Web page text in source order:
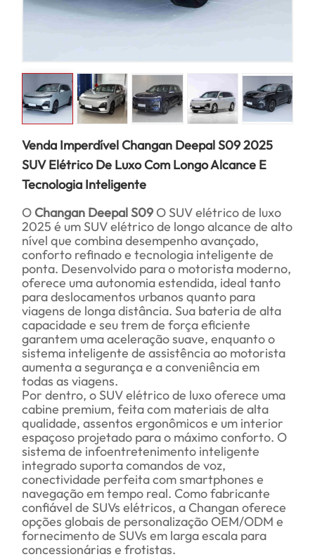
Venda Imperdível Changan Deepal S09 2025
SUV Elétrico De Luxo Com Longo Alcance E
Tecnologia Inteligente
O Changan Deepal S09 O SUV elétrico de luxo
2025 é um SUV elétrico de longo alcance de alto
nível que combina desempenho avançado,
conforto refinado e tecnologia inteligente de
ponta. Desenvolvido para o motorista moderno,
oferece uma autonomia estendida, ideal tanto
para deslocamentos urbanos quanto para
viagens de longa distância. Sua bateria de alta
capacidade e seu trem de força eficiente
garantem uma aceleração suave, enquanto o
sistema inteligente de assistência ao motorista
aumenta a segurança e a conveniência em
todas as viagens.
Por dentro, o SUV elétrico de luxo oferece uma
cabine premium, feita com materiais de alta
qualidade, assentos ergonômicos e um interior
espaçoso projetado para o máximo conforto. O
sistema de infoentretenimento inteligente
integrado suporta comandos de voz,
conectividade perfeita com smartphones e
navegação em tempo real. Como fabricante
confiável de SUVs elétricos, a Changan oferece
opções globais de personalização OEM/ODM e
fornecimento de SUVs em larga escala para
concessionárias e frotistas.